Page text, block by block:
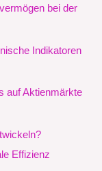
bei der
Indikatoren
auf Aktienmärkte
Effizienz